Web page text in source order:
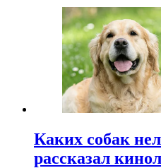
Каких собак
рассказал